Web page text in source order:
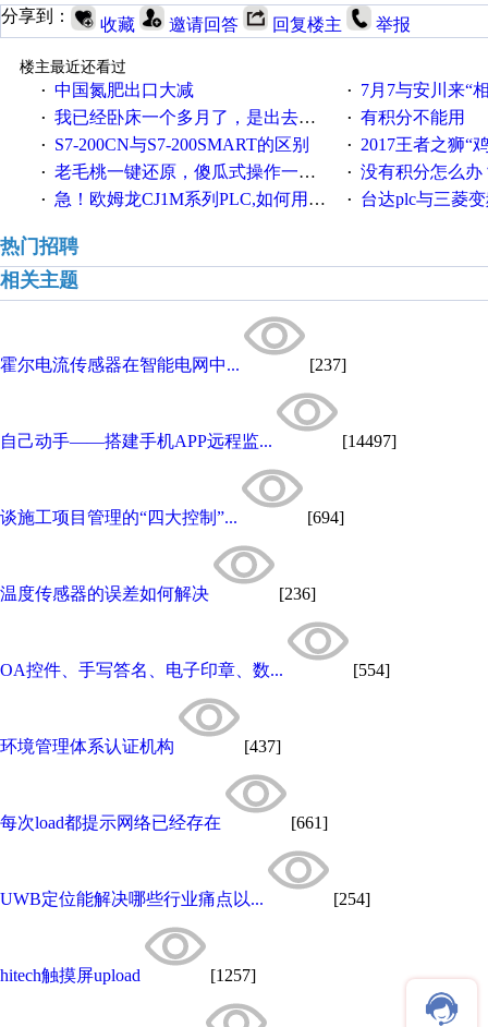
分享到： 收藏 邀请回答 回复楼主 举报
楼主最近还看过
· 中国氮肥出口大减 · 7月7与安川来“
· 我已经卧床一个多月了，是出去安装机械手在高速遭遇车祸所致:大家工作都要特别注意啊 · 有积分不能用
· S7-200CN与S7-200SMART的区别 · 2017王者之狮“鸡”情签到
· 老毛桃一键还原，傻瓜式操作一键轻松备份还原；程序为向导式安装，一键即可实现自动备份或还原系统。 · 没有积分怎么办
· 急！欧姆龙CJ1M系列PLC,如何用时间控制变频器。要求时间在组态王中可以自由输入！拜托各位大神了！ · 台达plc与三菱
热门招聘
相关主题
霍尔电流传感器在智能电网中... [237]
自己动手——搭建手机APP远程监... [14497]
谈施工项目管理的“四大控制”... [694]
温度传感器的误差如何解决 [236]
OA控件、手写答名、电子印章、数... [554]
环境管理体系认证机构 [437]
每次load都提示网络已经存在 [661]
UWB定位能解决哪些行业痛点以... [254]
hitech触摸屏upload [1257]